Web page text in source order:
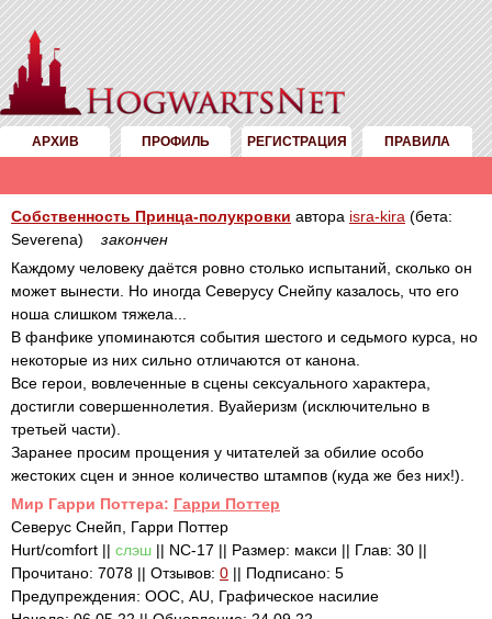
АРХИВ ПРОФИЛЬ РЕГИСТРАЦИЯ ПРАВИЛА
Собственность Принца-полукровки автора isra-kira (бета:
Severena) закончен
Каждому человеку даётся ровно столько испытаний, сколько он
может вынести. Но иногда Северусу Снейпу казалось, что его
ноша слишком тяжела...
В фанфике упоминаются события шестого и седьмого курса, но
некоторые из них сильно отличаются от канона.
Все герои, вовлеченные в сцены сексуального характера,
достигли совершеннолетия. Вуайеризм (исключительно в
третьей части).
Заранее просим прощения у читателей за обилие особо
жестоких сцен и энное количество штампов (куда же без них!).
Mир Гарри Поттера: Гарри Поттер
Северус Снейп, Гарри Поттер
Hurt/comfort || слэш || NC-17 || Размер: макси || Глав: 30 ||
Прочитано: 7078 || Отзывов: 0 || Подписано: 5
Предупреждения: ООС, AU, Графическое насилие